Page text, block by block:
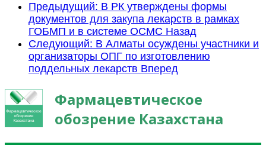
Предыдущий: В РК утверждены формы
документов для закупа лекарств в рамках
ГОБМП и в системе ОСМС Назад
Следующий: В Алматы осуждены участники и
организаторы ОПГ по изготовлению
поддельных лекарств Вперед
Фармацевтическое
обозрение Казахстана